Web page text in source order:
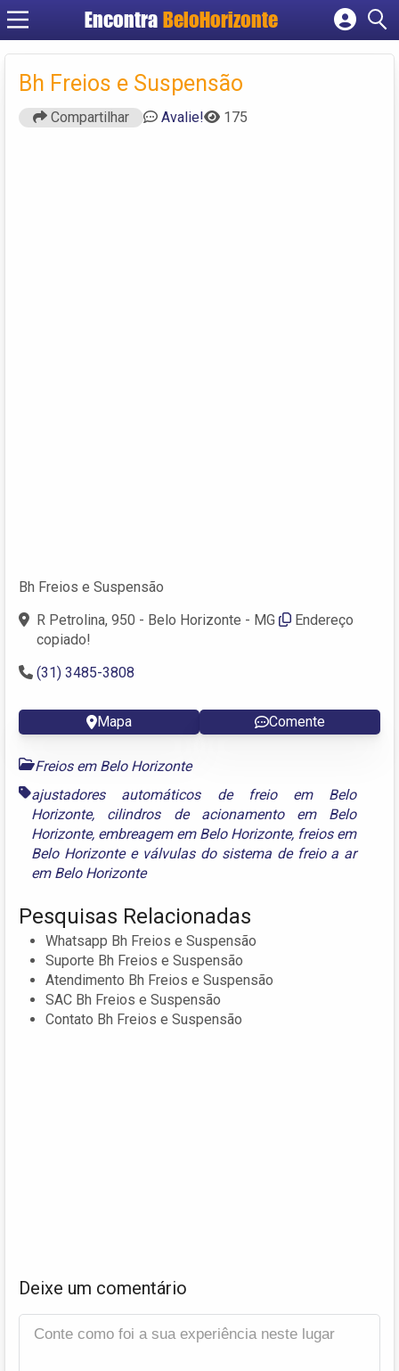
Encontra BeloHorizonte
Cadastrar empresa
Fazer login
Criar conta
Bh Freios e Suspensão
Compartilhar Avalie! 175
Bh Freios e Suspensão
R Petrolina, 950 - Belo Horizonte - MG
Endereço
copiado!
(31) 3485-3808
Mapa Comente
Freios em Belo Horizonte
ajustadores automáticos de freio em Belo
Horizonte, cilindros de acionamento em Belo
Horizonte, embreagem em Belo Horizonte, freios em
Belo Horizontee válvulas do sistema de freio a ar
em Belo Horizonte
Pesquisas Relacionadas
Whatsapp Bh Freios e Suspensão
Suporte Bh Freios e Suspensão
Atendimento Bh Freios e Suspensão
SAC Bh Freios e Suspensão
Contato Bh Freios e Suspensão
Deixe um comentário